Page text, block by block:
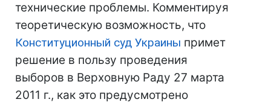
технические проблемы. Комментируя
теоретическую возможность, что
Конституционный суд Украины примет
решение в пользу проведения
выборов в Верховную Раду 27 марта
2011 г., как это предусмотрено